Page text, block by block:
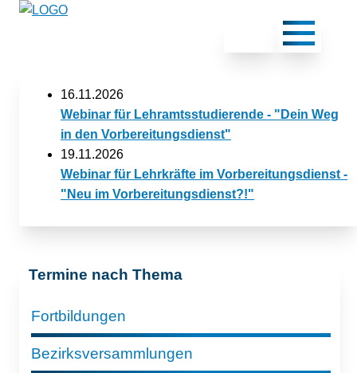
16.11.2026
Webinar für Lehramtsstudierende - "Dein Weg
in den Vorbereitungsdienst"
19.11.2026
Webinar für Lehrkräfte im Vorbereitungsdienst -
"Neu im Vorbereitungsdienst?!"
Termine nach Thema
Fortbildungen
Bezirksversammlungen